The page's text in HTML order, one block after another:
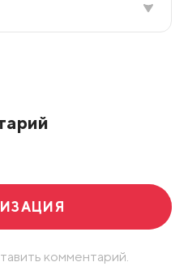
комментарий.